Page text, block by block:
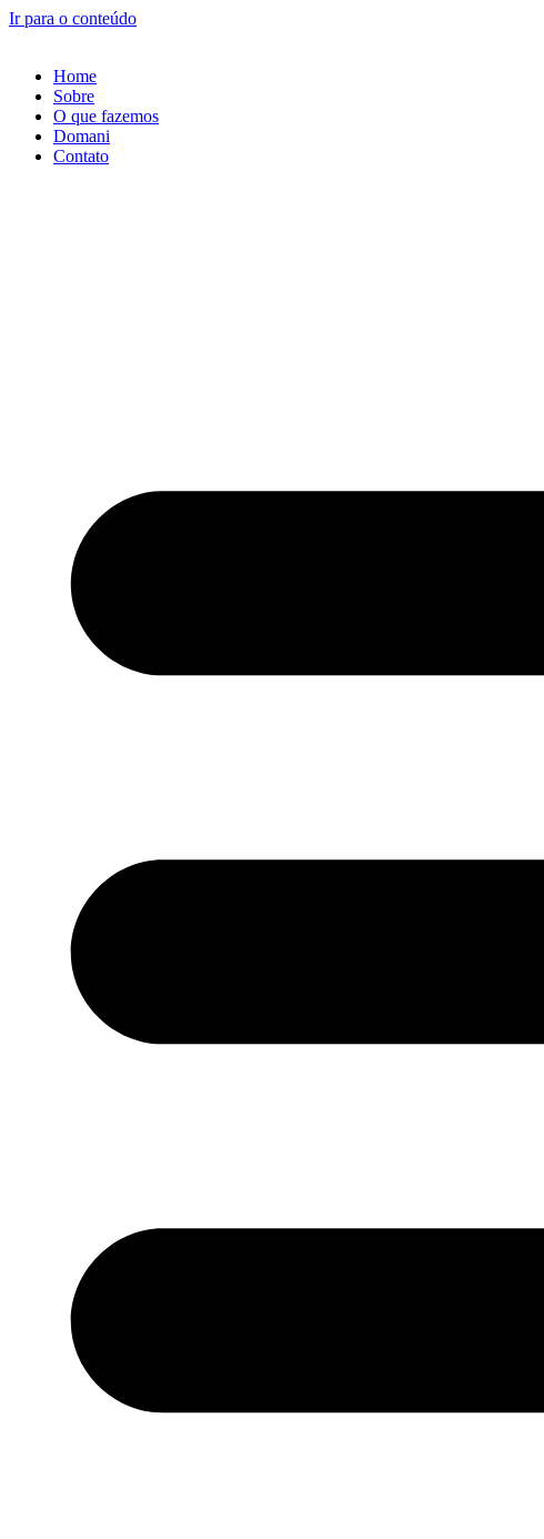
Ir para o conteúdo
Home
Sobre
O que fazemos
Domani
Contato